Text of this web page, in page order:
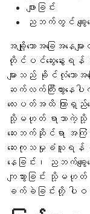
ဖျားခြင်း
ညဘက်တွင် ချွေးစ
အချို့သောအခြေအနေမ
တိုင်ပင်ဆွေးနွေးရ
များသည် ခိုင်လုံသောအ
ဆက်လက်ကြီးထွား
လေးပတ်အထိ ကြာရှည်
သို့မဟုတ် ရာဘာကဲ့သို့
ဆေးဘက်ဆိုင်ရာ အက
ဆေးကုသမှုခံယူရန် လိုအ
နေခြင်း၊ ညဘက်ချွ
ကျသွားခြင်း သို့မ
ခက်ခဲခြင်းတို့ ပါ